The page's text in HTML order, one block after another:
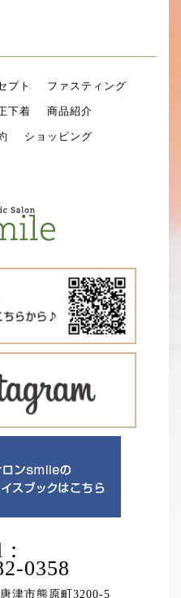
プト ファスティング
下着 商品紹介
ショッピング
0358
津市熊原町3200-5